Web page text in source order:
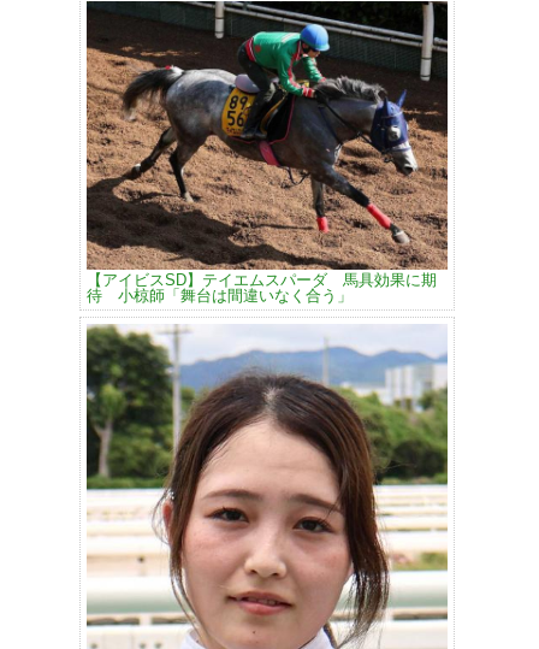
【アイビスSD】テイエムスパーダ 馬具効果に期
待 小椋師「舞台は間違いなく合う」